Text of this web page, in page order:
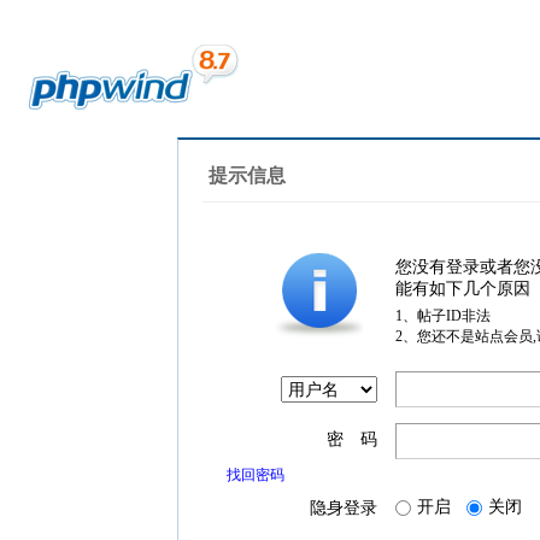
提示信息
您没有登录或者您
能有如下几个原因
1、帖子ID非法
2、您还不是站点会员
密 码
找回密码
隐身登录 开启 关闭